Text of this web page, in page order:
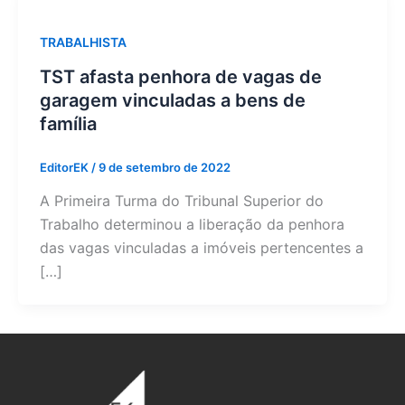
TRABALHISTA
TST afasta penhora de vagas de
garagem vinculadas a bens de
família
EditorEK /9 de setembro de 2022
A Primeira Turma do Tribunal Superior do
Trabalho determinou a liberação da penhora
das vagas vinculadas a imóveis pertencentes a
[…]